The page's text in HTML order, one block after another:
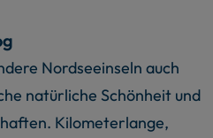
Nordseeinseln auch
natürliche Schönheit und
Kilometerlange,